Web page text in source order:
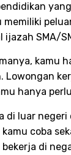
memiliki
ijazah SMA/
kamu
Lowongan
hanya
di luar
coba
bekerja di